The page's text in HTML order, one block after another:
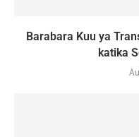
Barabara Kuu ya
katika